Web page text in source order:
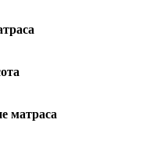
матраса